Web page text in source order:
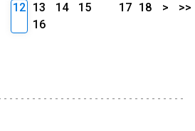
12 13 14
15
16
17 18 > >>